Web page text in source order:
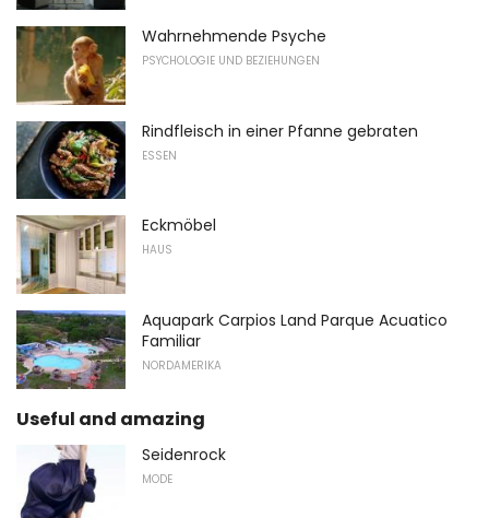
Wahrnehmende Psyche
PSYCHOLOGIE UND BEZIEHUNGEN
Rindfleisch in einer Pfanne gebraten
ESSEN
Eckmöbel
HAUS
Aquapark Carpios Land Parque Acuatico
Familiar
NORDAMERIKA
Useful and amazing
Seidenrock
MODE